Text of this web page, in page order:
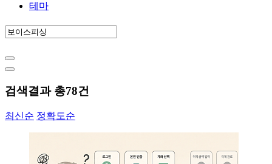
테마
검색결과 총78건
최신순 정확도순